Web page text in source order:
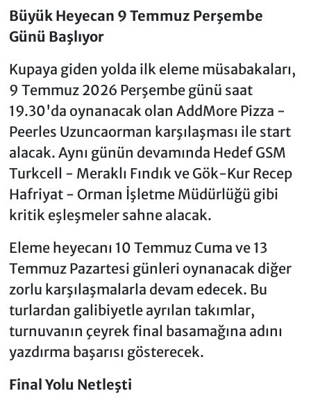
Büyük Heyecan 9 Temmuz Perşembe
Günü Başlıyor
Kupaya giden yolda ilk eleme müsabakaları,
9 Temmuz 2026 Perşembe günü saat
19.30'da oynanacak olan AddMore Pizza -
Peerles Uzuncaorman karşılaşması ile start
alacak. Aynı günün devamında Hedef GSM
Turkcell - Meraklı Fındık ve Gök-Kur Recep
Hafriyat - Orman İşletme Müdürlüğü gibi
kritik eşleşmeler sahne alacak.
Eleme heyecanı 10 Temmuz Cuma ve 13
Temmuz Pazartesi günleri oynanacak diğer
zorlu karşılaşmalarla devam edecek. Bu
turlardan galibiyetle ayrılan takımlar,
turnuvanın çeyrek final basamağına adını
yazdırma başarısı gösterecek.
Final Yolu Netleşti